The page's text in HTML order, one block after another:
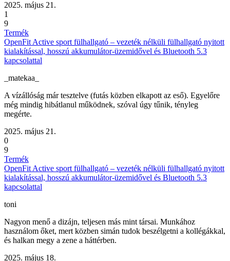
2025. május 21.
1
9
Termék
OpenFit Active sport fülhallgató – vezeték nélküli fülhallgató nyitott
kialakítással, hosszú akkumulátor-üzemidővel és Bluetooth 5.3
kapcsolattal
_matekaa_
A vízállóság már tesztelve (futás közben elkapott az eső). Egyelőre
még mindig hibátlanul működnek, szóval úgy tűnik, tényleg
megérte.
2025. május 21.
0
9
Termék
OpenFit Active sport fülhallgató – vezeték nélküli fülhallgató nyitott
kialakítással, hosszú akkumulátor-üzemidővel és Bluetooth 5.3
kapcsolattal
toni
Nagyon menő a dizájn, teljesen más mint társai. Munkához
használom őket, mert közben simán tudok beszélgetni a kollégákkal,
és halkan megy a zene a háttérben.
2025. május 18.